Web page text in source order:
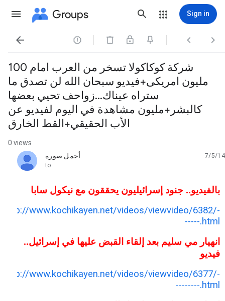
Groups Sign in
   
شركة كوكاكولا تسخر من العرب امام 100
مليون امريكى+فيديو سبحان الله لن تصدق ما
ستراه عيناك...زواحف تحيي بعضها
كالبشر+مليون مشاهدة في اليوم لفيديو عن
الأب الحقيقي+القط الخارق
0 views
أجمل صوره
unread,
7/5/14
to
بالفيديو.. جنود إسرائيليون يحققون مع نيكول سابا
http://www.kochikayen.net/videos/viewvideo/6382/-
-----.html
انهيار مي سليم بعد إلقاء القبض عليها في إسرائيل..
فيديو
http://www.kochikayen.net/videos/viewvideo/6377/-
--------.html